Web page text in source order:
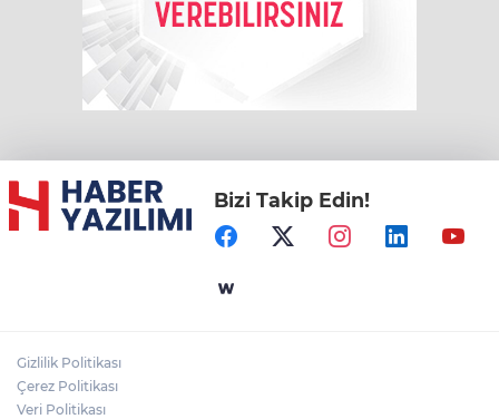
Bizi Takip Edin!
Gizlilik Politikası
Çerez Politikası
Veri Politikası